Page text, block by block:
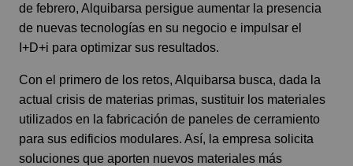
de febrero, Alquibarsa persigue aumentar la presencia
de nuevas tecnologías en su negocio e impulsar el
I+D+i para optimizar sus resultados.
Con el primero de los retos, Alquibarsa busca, dada la
actual crisis de materias primas, sustituir los materiales
utilizados en la fabricación de paneles de cerramiento
para sus edificios modulares. Así, la empresa solicita
soluciones que aporten nuevos materiales más